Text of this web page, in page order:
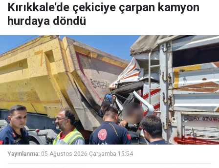
Kırıkkale'de çekiciye çarpan kamyon
hurdaya döndü
Yayınlanma: 05 Ağustos 2026 Çarşamba 15:54